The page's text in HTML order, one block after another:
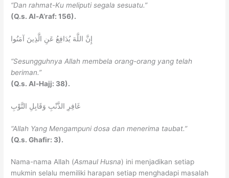
“Dan rahmat-Ku meliputi segalasesuatu.”
(Q.s. Al-A’raf: 156).
إِنَّ اللَّهَ يُدَافِعُ عَنِ الَّذِينَ آمَنُوا
“Sesungguhnya Allah membela orang-orang yang telah
beriman.”
(Q.s. Al-Hajj: 38).
غَافِرِ الذَّنْبِ وَقَابِلِ التَّوْبِ
“Allah Yang Mengampunidosa dan menerima taubat.”
(Q.s. Ghafir: 3).
Nama-nama Allah (Asmaul Husna) ini menjadikan setiap
mukmin selalu memiliki harapan setiap menghadapi masalah